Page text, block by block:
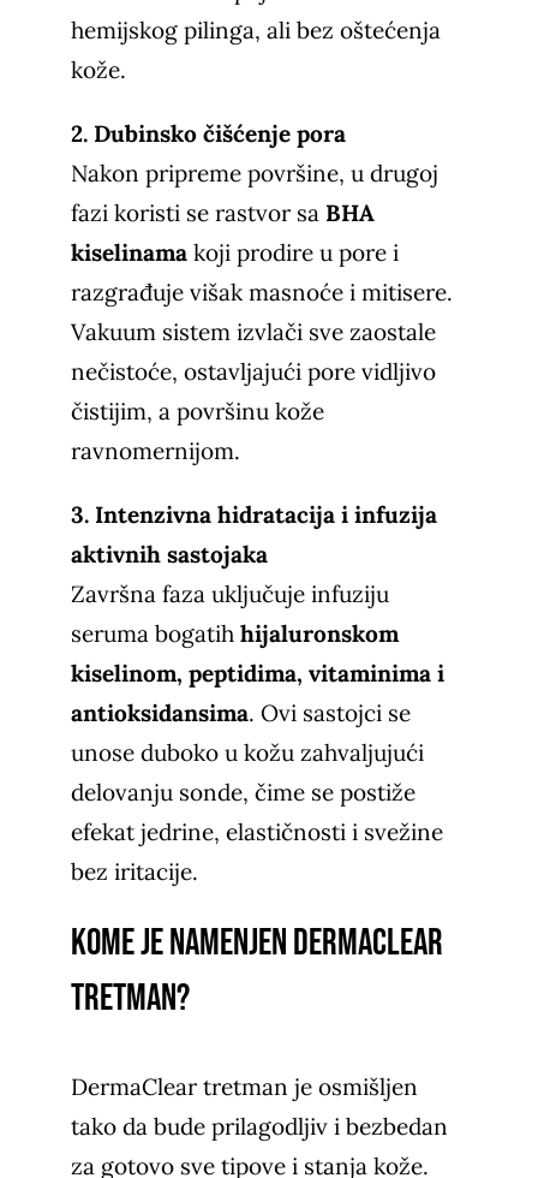
hemijskog pilinga, ali bez oštećenja
kože.
2. Dubinsko čišćenje pora
Nakon pripreme površine, u drugoj
fazi koristi se rastvor sa BHA
kiselinamakoji prodire u pore i
razgrađuje višak masnoće i mitisere.
Vakuum sistem izvlači sve zaostale
nečistoće, ostavljajući pore vidljivo
čistijim, a površinu kože
ravnomernijom.
3. Intenzivna hidratacija i infuzija
aktivnih sastojaka
Završna faza uključuje infuziju
seruma bogatih hijaluronskom
kiselinom, peptidima, vitaminima i
antioksidansima. Ovi sastojci se
unose duboko u kožu zahvaljujući
delovanju sonde, čime se postiže
efekat jedrine, elastičnosti i svežine
bez iritacije.
Kome je namenjen DermaClear
tretman?
DermaClear tretman je osmišljen
tako da bude prilagodljiv i bezbedan
za gotovo sve tipove i stanja kože.